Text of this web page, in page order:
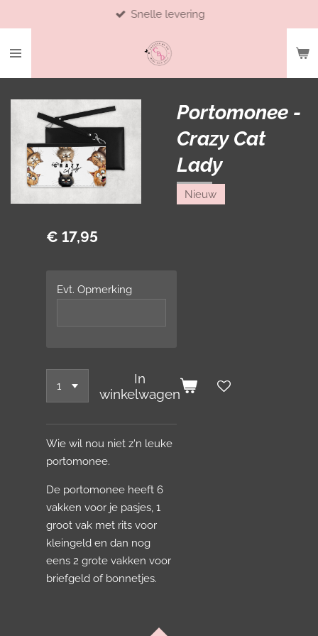
naar
Snelle levering
Portomonee -
Crazy Cat
Lady
Nieuw
€ 17,95
Evt. Opmerking
In
winkelwagen
Wie wil nou niet z'n leuke
portomonee.
De portomonee heeft 6
vakken voor je pasjes, 1
groot vak met rits voor
kleingeld en dan nog
eens 2 grote vakken voor
briefgeld of bonnetjes.